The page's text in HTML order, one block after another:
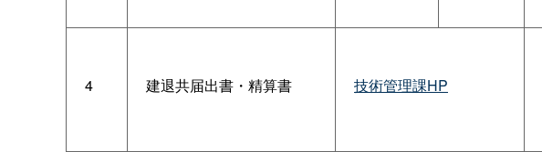
4 建退共届出書・精算書 技術管理課HP